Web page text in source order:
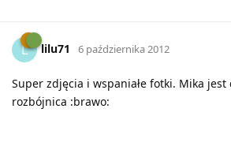
L lilu71 6 października 2012
Super zdjęcia i wspaniałe fotki. Mika jest
rozbójnica :brawo: